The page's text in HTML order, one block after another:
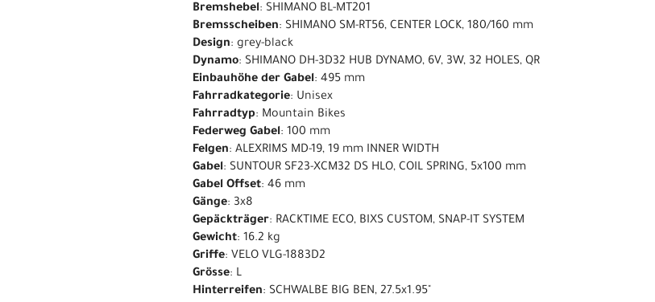
Bremshebel: SHIMANO BL-MT201
Bremsscheiben: SHIMANO SM-RT56, CENTER LOCK, 180/160 mm
Design: grey-black
Dynamo: SHIMANO DH-3D32 HUB DYNAMO, 6V, 3W, 32 HOLES, QR
Einbauhöhe der Gabel: 495 mm
Fahrradkategorie: Unisex
Fahrradtyp: Mountain Bikes
Federweg Gabel: 100 mm
Felgen: ALEXRIMS MD-19, 19 mm INNER WIDTH
Gabel: SUNTOUR SF23-XCM32 DS HLO, COIL SPRING, 5x100 mm
Gabel Offset: 46 mm
Gänge: 3x8
Gepäckträger: RACKTIME ECO, BIXS CUSTOM, SNAP-IT SYSTEM
Gewicht: 16.2 kg
Griffe: VELO VLG-1883D2
Grösse: L
Hinterreifen: SCHWALBE BIG BEN, 27.5x1.95"